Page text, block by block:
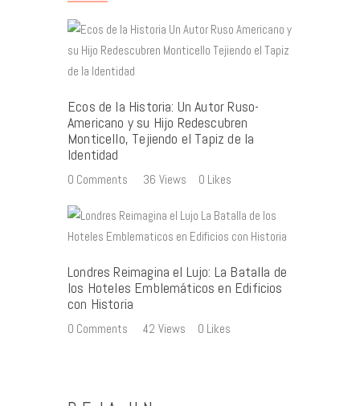
Ecos de la Historia: Un Autor Ruso-
Americano y su Hijo Redescubren
Monticello, Tejiendo el Tapiz de la
Identidad
0 Comments 36 Views 0 Likes
Londres Reimagina el Lujo: La Batalla de
los Hoteles Emblemáticos en Edificios
con Historia
0 Comments 42 Views 0 Likes